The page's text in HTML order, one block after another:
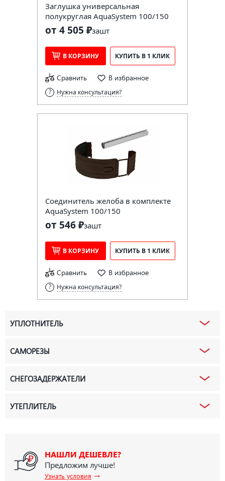
Заглушка универсальная
полукруглая AquaSystem 100/150
от 4 505 ₽зашт
В КОРЗИНУ КУПИТЬ В 1 КЛИК
Сравнить В избранное
Нужна консультация?
Соединитель желоба в комплекте
AquaSystem 100/150
от 546 ₽зашт
В КОРЗИНУ КУПИТЬ В 1 КЛИК
Сравнить В избранное
Нужна консультация?
УПЛОТНИТЕЛЬ
САМОРЕЗЫ
СНЕГОЗАДЕРЖАТЕЛИ
УТЕПЛИТЕЛЬ
НАШЛИ ДЕШЕВЛЕ?
Предложим лучше!
Узнать условия →